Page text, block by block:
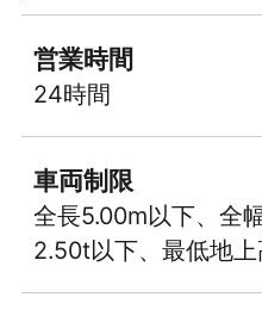
営業時間
24時間
車両制限
全長5.00m以下、全
2.50t以下、最低地